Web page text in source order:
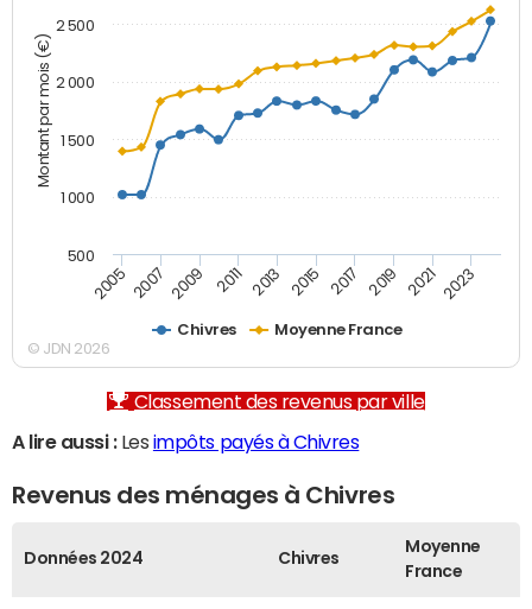
Montant par mois (€)
Chivres Moyenne France
2005 2007 2009 2011 2013 2015 2017 2019 2021 2023
500
1 000
1 500
2 000
2 500
© JDN 2026
Classement des revenus par ville
A lire aussi :Les impôts payés à Chivres
Revenus des ménages à Chivres
Données 2024 Chivres
Moyenne
France